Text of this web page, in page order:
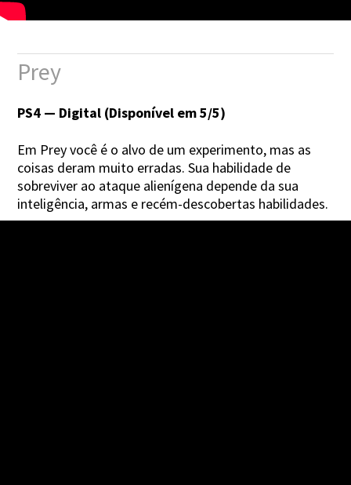
Prey
PS4 — Digital (Disponível em 5/5)
Em Prey você é o alvo de um experimento, mas as
coisas deram muito erradas. Sua habilidade de
sobreviver ao ataque alienígena depende da sua
inteligência, armas e recém-descobertas habilidades.